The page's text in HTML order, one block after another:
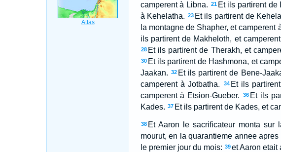
camperent à Libna. 21 Et ils partirent de
à Kehelatha. 23 Et ils partirent de
la montagne de Shapher, et camperent
ils partirent de Makheloth, et
28 Et ils partirent de Therakh, et
30 Et ils partirent de Hashmona, et
Jaakan. 32 Et ils partirent de Bene-
camperent à Jotbatha.
34 Et ils
camperent à Etsion-Gueber.
36 Et ils
Kades. 37 Et ils partirent de Kades, et
38 Et Aaron le sacrificateur monta
mourut, en la quarantieme annee
le premier jour du mois: 39 et Aaron etait